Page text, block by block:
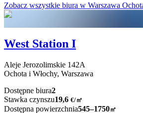
Zobacz wszystkie biura w Warszawa
West Station I
Aleje Jerozolimskie 142A
Ochota i Włochy, Warszawa
Dostępne biura2
Stawka czynszu19,6 €/㎡
Dostępna powierzchnia545–1750㎡